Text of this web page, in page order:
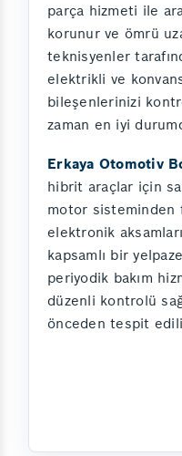
parça hizmeti ile
korunur ve ömrü
teknisyenler
elektrikli ve
bileşenlerinizi
zaman en iyi
Erkaya Otomotiv
hibrit araçlar için
motor sisteminden
elektronik
kapsamlı bir
periyodik bakım
düzenli kontrolü
önceden tespit